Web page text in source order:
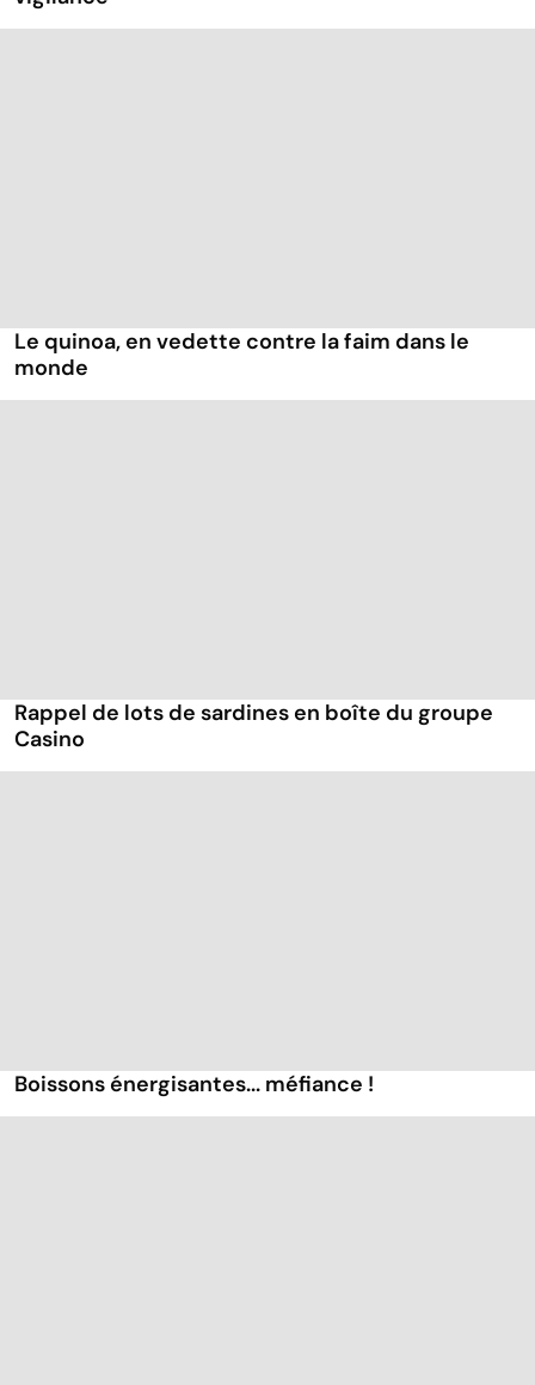
Le quinoa, en vedette contre la faim dans le
monde
Rappel de lots de sardines en boîte du groupe
Casino
Boissons énergisantes... méfiance !